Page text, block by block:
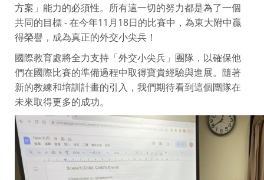
方案」能力的必須性。所有這一切的努力都是為了一個
共同的目標 - 在今年11月18日的比賽中，為東大附中贏
得榮譽，成為真正的外交小尖兵！
國際教育處將全力支持「外交小尖兵」團隊，以確保他
們在國際比賽的準備過程中取得寶貴經驗與進展。隨著
新的教練和培訓計畫的引入，我們期待看到這個團隊在
未來取得更多的成功。